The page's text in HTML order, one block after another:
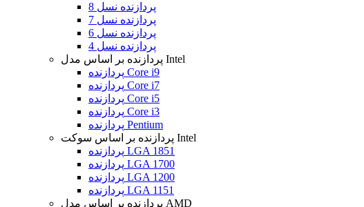
پردازنده نسل 8
پردازنده نسل 7
پردازنده نسل 6
پردازنده نسل 4
پردازنده بر اساس مدل Intel
پردازنده Core i9
پردازنده Core i7
پردازنده Core i5
پردازنده Core i3
پردازنده Pentium
پردازنده بر اساس سوکت Intel
پردازنده LGA 1851
پردازنده LGA 1700
پردازنده LGA 1200
پردازنده LGA 1151
پردازنده بر اساس مدل AMD